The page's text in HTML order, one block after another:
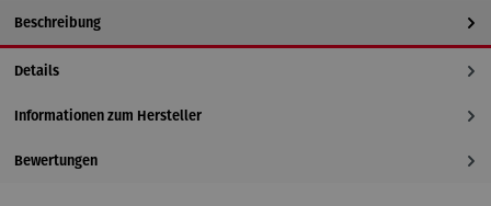
Beschreibung
Details
Informationen zum Hersteller
Bewertungen